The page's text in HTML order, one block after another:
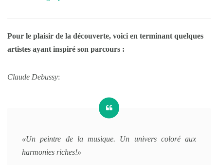
Pour le plaisir de la découverte, voici en terminant quelques
artistes ayant inspiré son parcours :
Claude Debussy:
«Un peintre de la musique. Un univers coloré aux
harmonies riches!»